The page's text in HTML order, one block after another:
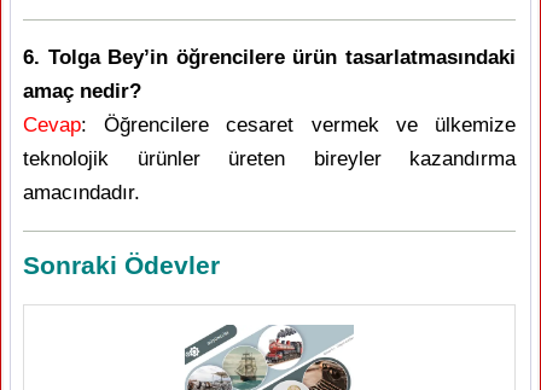
6. Tolga Bey’in öğrencilere ürün tasarlatmasındaki
amaç nedir?
Cevap: Öğrencilere cesaret vermek ve ülkemize
teknolojik ürünler üreten bireyler kazandırma
amacındadır.
Sonraki Ödevler